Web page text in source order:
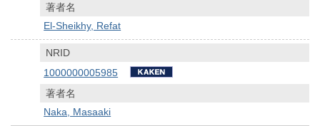
著者名
El-Sheikhy, Refat
NRID
1000000005985
著者名
Naka, Masaaki